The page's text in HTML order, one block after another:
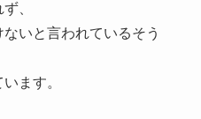
、
いと言われているそう
ます。